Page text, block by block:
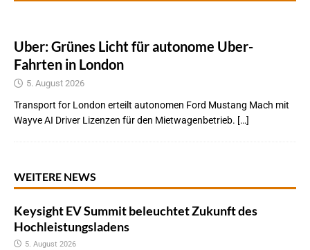
Uber: Grünes Licht für autonome Uber-
Fahrten in London
5. August 2026
Transport for London erteilt autonomen Ford Mustang Mach mit
Wayve AI Driver Lizenzen für den Mietwagenbetrieb. […]
WEITERE NEWS
Keysight EV Summit beleuchtet Zukunft des
Hochleistungsladens
5. August 2026